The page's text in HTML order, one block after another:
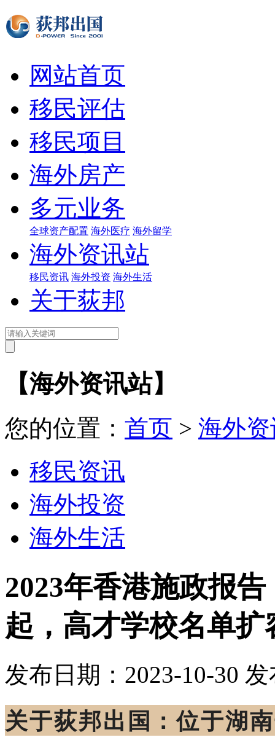
网站首页
移民评估
移民项目
海外房产
多元业务
全球资产配置 海外医疗 海外留学
海外资讯站
移民资讯 海外投资 海外生活
关于荻邦
【海外资讯站】
您的位置： 首页 > 海外
移民资讯
海外投资
海外生活
2023年香港施政报
起，高才学校名单扩
发布日期：2023-10-30 发
关于荻邦出国：位于湖